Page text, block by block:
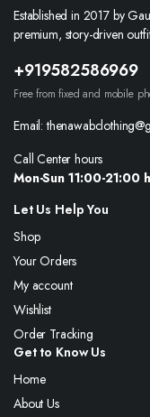
Established in 2017 by
premium, story-driven
+919582586969
Free from fixed and mobile
Email:
Call Center hours
Mon-Sun 11:00-21:00
Let Us Help You
Shop
Your Orders
My account
Wishlist
Order Tracking
Get to Know Us
Home
About Us